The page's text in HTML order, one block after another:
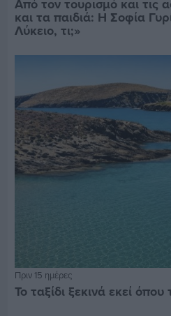
Από τον τουρισμό και τις
και τα παιδιά: Η Σοφία
Λύκειο, τι;»
Πριν 15 ημέρες
Το ταξίδι ξεκινά εκεί